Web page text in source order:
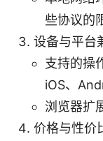
些协议的
设备与平台
支持的操
iOS、
浏览器扩
价格与性价